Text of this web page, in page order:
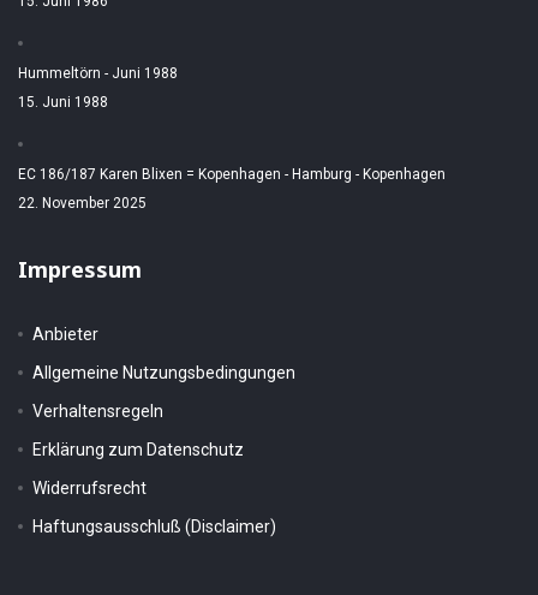
Hummeltörn - Juni 1988
15. Juni 1988
EC 186/187 Karen Blixen = Kopenhagen - Hamburg - Kopenhagen
22. November 2025
Impressum
Anbieter
Allgemeine Nutzungsbedingungen
Verhaltensregeln
Erklärung zum Datenschutz
Widerrufsrecht
Haftungsausschluß (Disclaimer)